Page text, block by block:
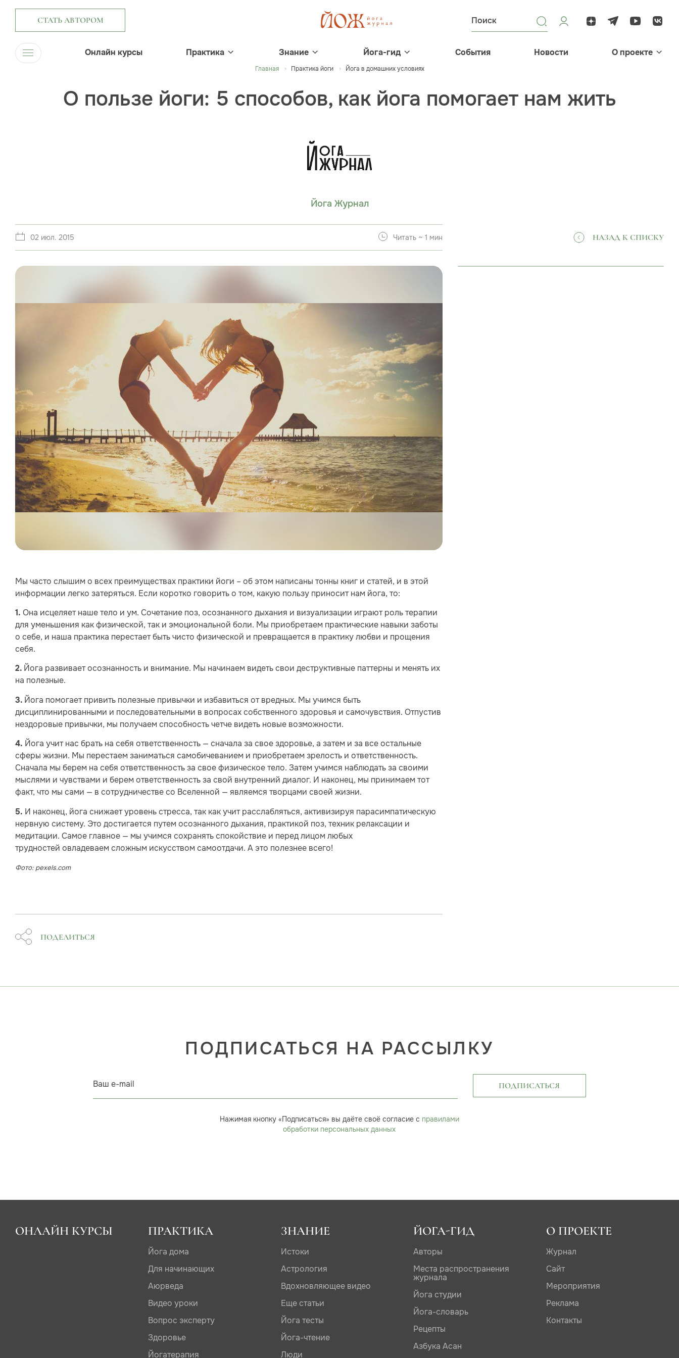
СТАТЬ АВТОРОМ
Онлайн курсы Практика Знание Йога-гид События Новости О проекте
Главная Практика йоги Йога в домашних условиях
О пользе йоги: 5 способов, как йога помогает нам жить
Йога Журнал
02 июл. 2015 Читать ~ 1 мин НАЗАД К СПИСКУ
Мы часто слышим о всех преимуществах практики йоги – об этом написаны тонны книг и статей, и в этой
информации легко затеряться. Если коротко говорить о том, какую пользу приносит нам йога, то:
1. Она исцеляет наше тело и ум. Сочетание поз, осознанного дыхания и визуализации играют роль терапии
для уменьшения как физической, так и эмоциональной боли. Мы приобретаем практические навыки заботы
о себе, и наша практика перестает быть чисто физической и превращается в практику любви и прощения
себя.
2. Йога развивает осознанность и внимание. Мы начинаем видеть свои деструктивные паттерны и менять их
на полезные.
3. Йога помогает привить полезные привычки и избавиться от вредных. Мы учимся быть
дисциплинированными и последовательными в вопросах собственного здоровья и самочувствия. Отпустив
нездоровые привычки, мы получаем способность четче видеть новые возможности.
4. Йога учит нас брать на себя ответственность — сначала за свое здоровье, а затем и за все остальные
сферы жизни. Мы перестаем заниматься самобичеванием и приобретаем зрелость и ответственность.
Сначала мы берем на себя ответственность за свое физическое тело. Затем учимся наблюдать за своими
мыслями и чувствами и берем ответственность за свой внутренний диалог. И наконец, мы принимаем тот
факт, что мы сами — в сотрудничестве со Вселенной — являемся творцами своей жизни.
5. И наконец, йога снижает уровень стресса, так как учит расслабляться, активизируя парасимпатическую
нервную систему. Это достигается путем осознанного дыхания, практикой поз, техник релаксации и
медитации. Самое главное — мы учимся сохранять спокойствие и перед лицом любых
трудностей овладеваем сложным искусством самоотдачи. А это полезнее всего!
Фото: pexels.com
ПОДЕЛИТЬСЯ
ПОДПИСАТЬСЯ НА РАССЫЛКУ
Ваш e-mail ПОДПИСАТЬСЯ
Нажимая кнопку «Подписаться» вы даёте своё согласие с правилами
обработки персональных данных
ОНЛАЙН КУРСЫ ПРАКТИКА
Йога дома
Для начинающих
Аюрведа
Видео уроки
Вопрос эксперту
Здоровье
Йогатерапия
ЗНАНИЕ
Истоки
Астрология
Вдохновляющее видео
Еще статьи
Йога тесты
Йога-чтение
Люди
ЙОГА-ГИД
Авторы
Места распространения
журнала
Йога студии
Йога-словарь
Рецепты
Азбука Асан
О ПРОЕКТЕ
Журнал
Сайт
Мероприятия
Реклама
Контакты